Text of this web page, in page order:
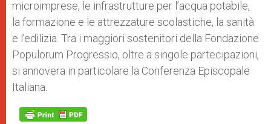
microimprese, le infrastrutture per l’acqua potabile,
la formazione e le attrezzature scolastiche, la sanità
e l’edilizia. Tra i maggiori sostenitori della Fondazione
Populorum Progressio, oltre a singole partecipazioni,
si annovera in particolare la Conferenza Episcopale
Italiana.